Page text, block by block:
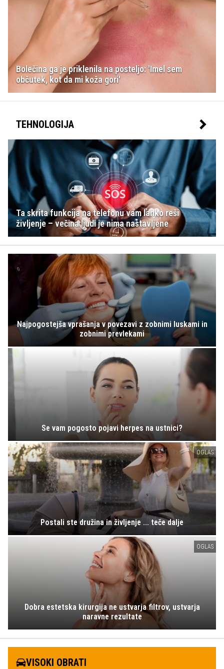
Bolečina ga je priklenila na posteljo: 'Imel sem
občutek, kot da mi koža gori'
TEHNOLOGIJA
Ta skrita funkcija na telefonu vam lahko reši
življenje – večina ljudi je nima nastavljene
Najpogostejša vprašanja v povezavi z zobnimi luskami in
zobnimi prevlekami
Se vam pogosto pojavi herpes na ustnici?
OGLAS
Postali ste družina in življenje ... teče dalje
OGLAS
Dobra estetska kirurgija ne ustvarja filtrov, ustvarja
naravne rezultate
VISOKI OBRATI